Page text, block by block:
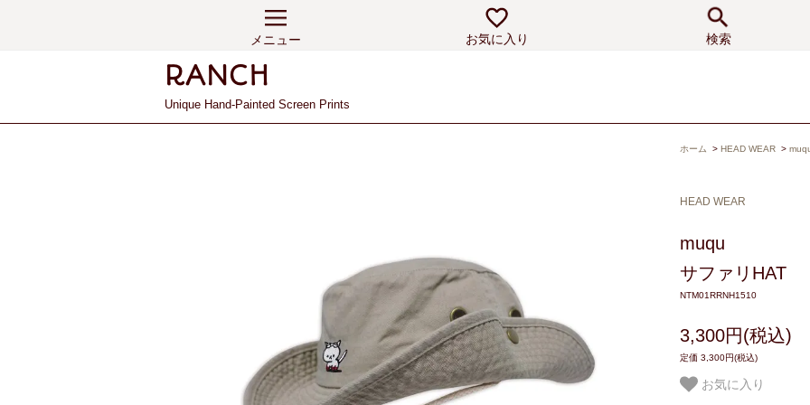
メニュー お気に入り 検索
Unique Hand-Painted Screen Prints
ホーム > HEAD WEAR >
HEAD WEAR
muqu
サファリHAT
NTM01RRNH1510
3,300円(税込)
定価 3,300円(税込)
お気に入り